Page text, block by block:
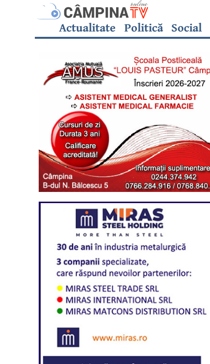
Actualitate Politică Social